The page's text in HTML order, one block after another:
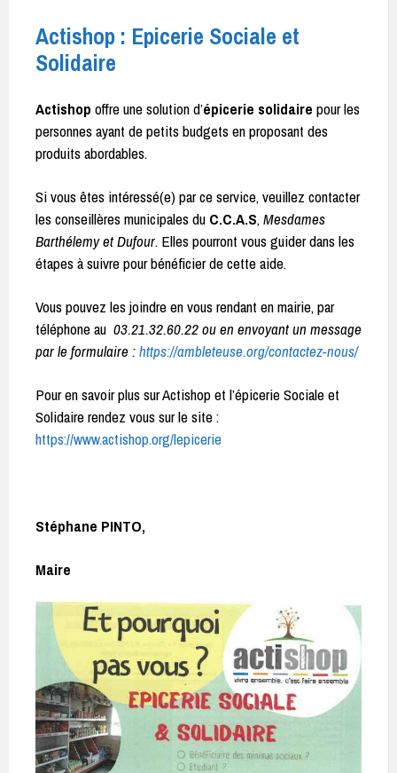
Actishop : Epicerie Sociale et
Solidaire
Actishop offre une solution d’épicerie solidaire pour les
personnes ayant de petits budgets en proposant des
produits abordables.
Si vous êtes intéressé(e) par ce service, veuillez contacter
les conseillères municipales du C.C.A.S,Mesdames
Barthélemy et Dufour. Elles pourront vous guider dans les
étapes à suivre pour bénéficier de cette aide.
Vous pouvez les joindre en vous rendant en mairie, par
téléphone au 03.21.32.60.22 ou en envoyant un message
par le formulaire :https://ambleteuse.org/contactez-nous/
Pour en savoir plus sur Actishop et l’épicerie Sociale et
Solidaire rendez vous sur le site :
https://www.actishop.org/lepicerie
Stéphane PINTO,
Maire